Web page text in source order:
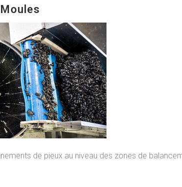
de pieux au niveau des zones de
Lancement du projet
MAC / Interreg